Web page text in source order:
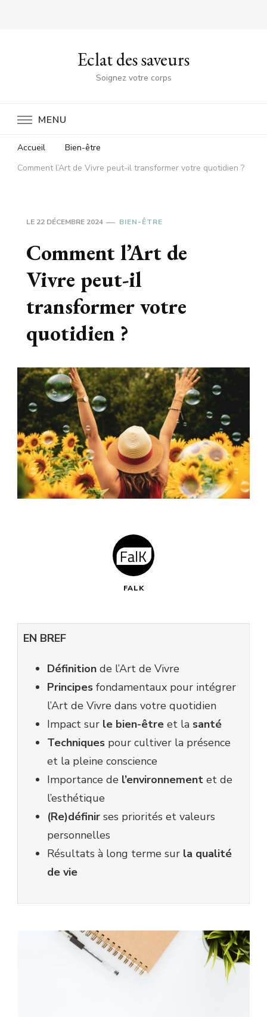
Eclat des saveurs
Soignez votre corps
MENU
Accueil
Bien-être
Comment l’Art de Vivre peut-il transformer votre quotidien ?
LE 22 DÉCEMBRE 2024 BIEN-ÊTRE
Comment l’Art de
Vivre peut-il
transformer votre
quotidien ?
FALK
EN BREF
Définition de l’Art de Vivre
Principes fondamentaux pour intégrer
l’Art de Vivre dans votre quotidien
Impact sur le bien-être et la santé
Techniques pour cultiver la présence
et la pleine conscience
Importance de l’environnement et de
l’esthétique
(Re)définir ses priorités et valeurs
personnelles
Résultats à long terme sur la qualité
de vie